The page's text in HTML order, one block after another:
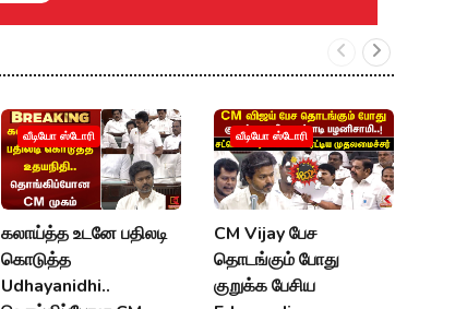
வீடியோ ஸ்டோரி
கலாய்த்த உடனே பதிலடி
கொடுத்த
Udhayanidhi..
வீடியோ ஸ்டோரி
CM Vijay பேச
தொடங்கும் போது
குறுக்க பேசிய